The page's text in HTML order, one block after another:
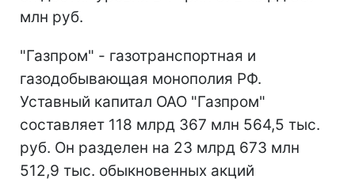
млн руб.
"Газпром" - газотранспортная и
газодобывающая монополия РФ.
Уставный капитал ОАО "Газпром"
составляет 118 млрд 367 млн 564,5 тыс.
руб. Он разделен на 23 млрд 673 млн
512,9 тыс. обыкновенных акций